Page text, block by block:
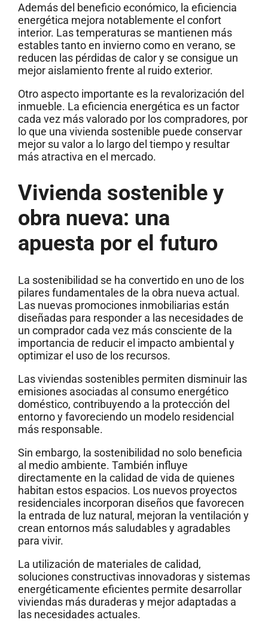
Además del beneficio económico, la eficiencia
energética mejora notablemente el confort
interior. Las temperaturas se mantienen más
estables tanto en invierno como en verano, se
reducen las pérdidas de calor y se consigue un
mejor aislamiento frente al ruido exterior.
Otro aspecto importante es la revalorización del
inmueble. La eficiencia energética es un factor
cada vez más valorado por los compradores, por
lo que una vivienda sostenible puede conservar
mejor su valor a lo largo del tiempo y resultar
más atractiva en el mercado.
Vivienda sostenible y
obra nueva: una
apuesta por el futuro
La sostenibilidad se ha convertido en uno de los
pilares fundamentales de la obra nueva actual.
Las nuevas promociones inmobiliarias están
diseñadas para responder a las necesidades de
un comprador cada vez más consciente de la
importancia de reducir el impacto ambiental y
optimizar el uso de los recursos.
Las viviendas sostenibles permiten disminuir las
emisiones asociadas al consumo energético
doméstico, contribuyendo a la protección del
entorno y favoreciendo un modelo residencial
más responsable.
Sin embargo, la sostenibilidad no solo beneficia
al medio ambiente. También influye
directamente en la calidad de vida de quienes
habitan estos espacios. Los nuevos proyectos
residenciales incorporan diseños que favorecen
la entrada de luz natural, mejoran la ventilación y
crean entornos más saludables y agradables
para vivir.
La utilización de materiales de calidad,
soluciones constructivas innovadoras y sistemas
energéticamente eficientes permite desarrollar
viviendas más duraderas y mejor adaptadas a
las necesidades actuales.